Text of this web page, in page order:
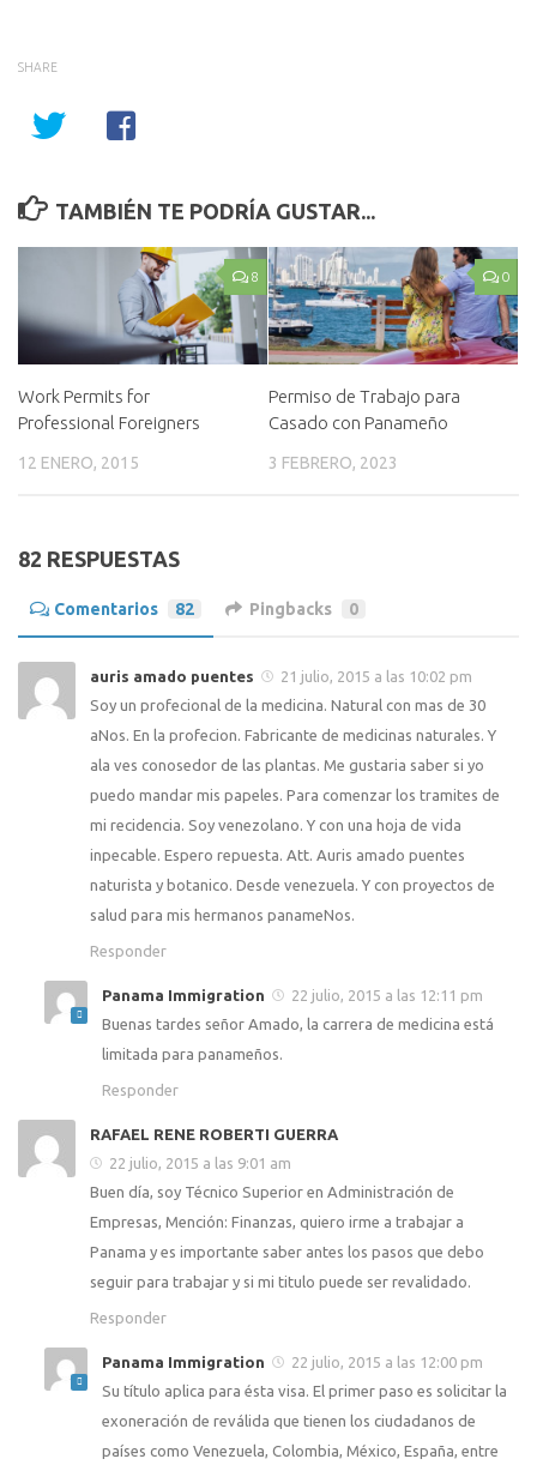
SHARE
TAMBIÉN TE PODRÍA GUSTAR...
8
Work Permits for
Professional Foreigners
12 ENERO, 2015
0
Permiso de Trabajo para
Casado con Panameño
3 FEBRERO, 2023
82 RESPUESTAS
Comentarios 82 Pingbacks 0
auris amado puentes
21 julio, 2015 a las 10:02 pm
Soy un profecional de la medicina. Natural con mas de 30
aNos. En la profecion. Fabricante de medicinas naturales. Y
ala ves conosedor de las plantas. Me gustaria saber si yo
puedo mandar mis papeles. Para comenzar los tramites de
mi recidencia. Soy venezolano. Y con una hoja de vida
inpecable. Espero repuesta. Att. Auris amado puentes
naturista y botanico. Desde venezuela. Y con proyectos de
salud para mis hermanos panameNos.
Responder
Panama Immigration
22 julio, 2015 a las 12:11 pm
Buenas tardes señor Amado, la carrera de medicina está
limitada para panameños.
Responder
RAFAEL RENE ROBERTI GUERRA
22 julio, 2015 a las 9:01 am
Buen día, soy Técnico Superior en Administración de
Empresas, Mención: Finanzas, quiero irme a trabajar a
Panama y es importante saber antes los pasos que debo
seguir para trabajar y si mi titulo puede ser revalidado.
Responder
Panama Immigration
22 julio, 2015 a las 12:00 pm
Su título aplica para ésta visa. El primer paso es solicitar la
exoneración de reválida que tienen los ciudadanos de
países como Venezuela, Colombia, México, España, entre